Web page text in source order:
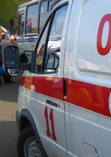
Перейти к основному содержанию